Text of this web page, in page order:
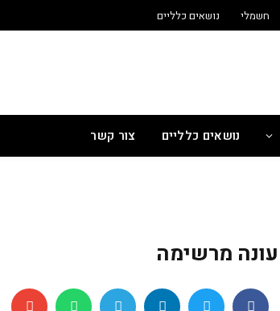
חשמלי נושאים כלליים
נושאים כלליים צור קשר